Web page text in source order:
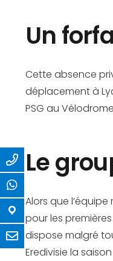
Un
Cette absence
déplacement à
PSG au
Le
Alors que
pour les
dispose malgré
Eredivisie la